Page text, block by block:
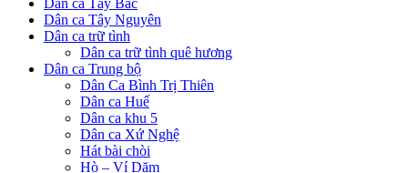
Dân ca Tây Nguyên
Dân ca trữ tình
Dân ca trữ tình quê hương
Dân ca Trung bộ
Dân Ca Bình Trị Thiên
Dân ca Huế
Dân ca khu 5
Dân ca Xứ Nghệ
Hát bài chòi
Hò – Ví Dặm